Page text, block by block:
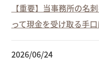
【重要】当事務所の名
って現金を受け取る手
2026/06/24